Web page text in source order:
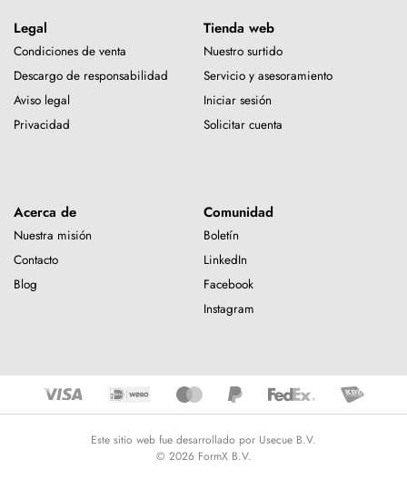
Legal
Condiciones de venta
Descargo de responsabilidad
Aviso legal
Privacidad
Tienda web
Nuestro surtido
Servicio y asesoramiento
Iniciar sesión
Solicitar cuenta
Acerca de
Nuestra misión
Contacto
Blog
Comunidad
Boletín
LinkedIn
Facebook
Instagram
Este sitio web fue desarrollado por Usecue B.V.
© 2026 FormX B.V.